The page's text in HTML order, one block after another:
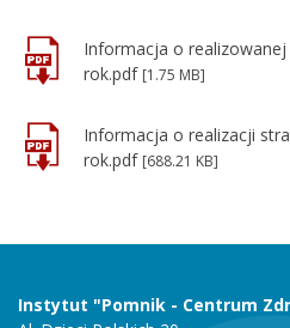
Informacja o
rok.pdf [1.75 MB]
Informacja o realizacji
rok.pdf [688.21 KB]
Instytut "Pomnik - Centrum